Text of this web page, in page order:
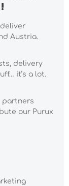
deliver
Austria.
delivery
it’s a lot.
partners
our Purux